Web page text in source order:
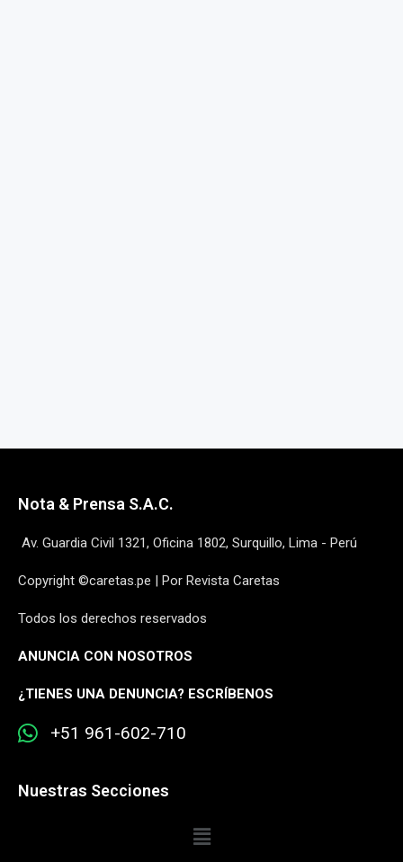
Nota & Prensa S.A.C.
Av. Guardia Civil 1321, Oficina 1802, Surquillo, Lima - Perú
Copyright ©caretas.pe | Por Revista Caretas
Todos los derechos reservados
ANUNCIA CON NOSOTROS
¿TIENES UNA DENUNCIA? ESCRÍBENOS
+51 961-602-710
Nuestras Secciones